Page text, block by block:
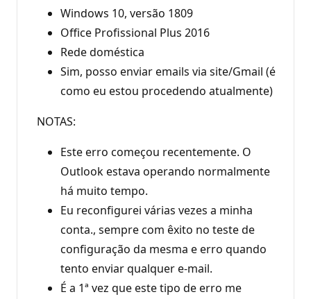
Windows 10, versão 1809
Office Profissional Plus 2016
Rede doméstica
Sim, posso enviar emails via site/Gmail (é
como eu estou procedendo atualmente)
NOTAS:
Este erro começou recentemente. O
Outlook estava operando normalmente
há muito tempo.
Eu reconfigurei várias vezes a minha
conta., sempre com êxito no teste de
configuração da mesma e erro quando
tento enviar qualquer e-mail.
É a 1ª vez que este tipo de erro me